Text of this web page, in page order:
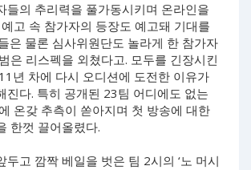
들의 추리력을 풀가동시키며 온라인을
고 속 참가자의 등장도 예고돼 기대를
은 물론 심사위원단도 놀라게 한 참가자
은 리스펙을 외쳤다고. 모두를 긴장시킨
년 차에 다시 오디션에 도전한 이유가
진다. 특히 공개된 23팀 어디에도 없는
온갖 추측이 쏟아지며 첫 방송에 대한
한껏 끌어올렸다.
두고 깜짝 베일을 벗은 팀 2시의 ‘노 머시